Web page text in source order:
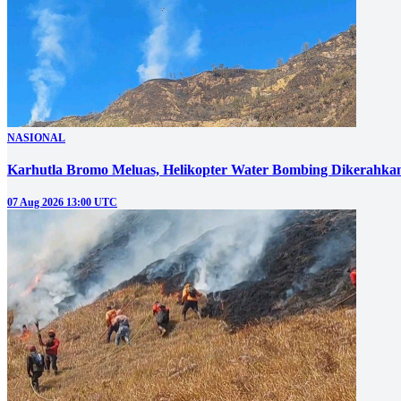
NASIONAL
Karhutla Bromo Meluas, Helikopter Water Bombing
07 Aug 2026 13:00 UTC